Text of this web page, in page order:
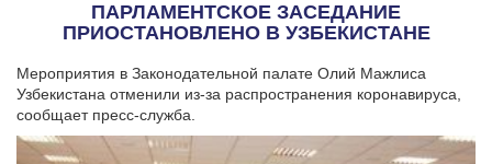
ПАРЛАМЕНТСКОЕ ЗАСЕДАНИЕ
ПРИОСТАНОВЛЕНО В УЗБЕКИСТАНЕ
Мероприятия в Законодательной палате Олий Мажлиса
Узбекистана отменили из-за распространения коронавируса,
сообщает пресс-служба.